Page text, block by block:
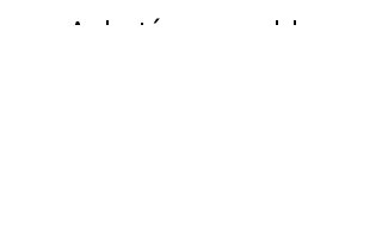
Achetés ensemble